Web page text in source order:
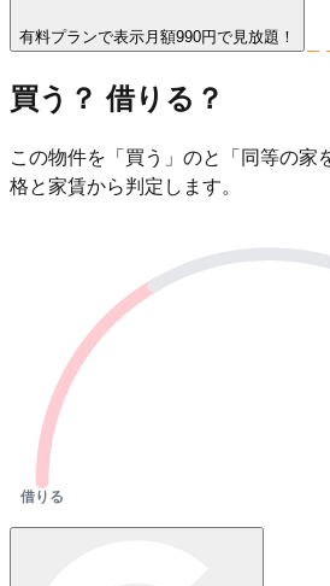
有料プランで表示 月額990円で見放題！
買う？ 借りる？
この物件を「買う」のと「同等の家
格と家賃から判定します。
借りる